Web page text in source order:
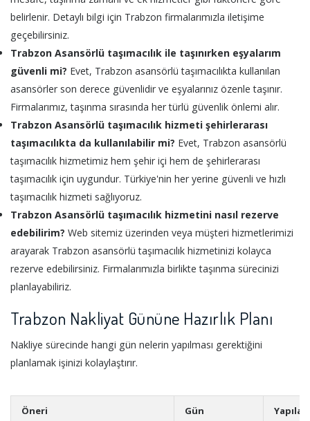
belirlenir. Detaylı bilgi için Trabzon firmalarımızla iletişime
geçebilirsiniz.
Trabzon Asansörlü taşımacılık ile taşınırken eşyalarım
güvenli mi? Evet, Trabzon asansörlü taşımacılıkta kullanılan
asansörler son derece güvenlidir ve eşyalarınız özenle taşınır.
Firmalarımız, taşınma sırasında her türlü güvenlik önlemi alır.
Trabzon Asansörlü taşımacılık hizmeti şehirlerarası
taşımacılıkta da kullanılabilir mi? Evet, Trabzon asansörlü
taşımacılık hizmetimiz hem şehir içi hem de şehirlerarası
taşımacılık için uygundur. Türkiye'nin her yerine güvenli ve hızlı
taşımacılık hizmeti sağlıyoruz.
Trabzon Asansörlü taşımacılık hizmetini nasıl rezerve
edebilirim? Web sitemiz üzerinden veya müşteri hizmetlerimizi
arayarak Trabzon asansörlü taşımacılık hizmetinizi kolayca
rezerve edebilirsiniz. Firmalarımızla birlikte taşınma sürecinizi
planlayabiliriz.
Trabzon Nakliyat Gününe Hazırlık Planı
Nakliye sürecinde hangi gün nelerin yapılması gerektiğini
planlamak işinizi kolaylaştırır.
Öneri Gün